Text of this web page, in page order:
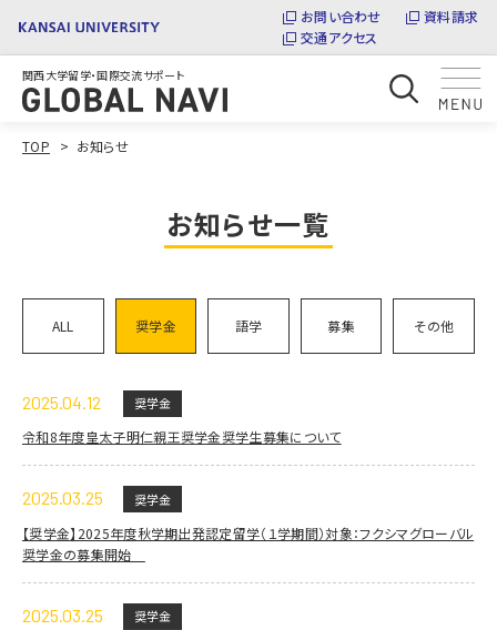
お問い合わせ
資料請求
交通アクセス
関西大学留学・国際交流サポート
TOP お知らせ
お知らせ一覧
ALL 奨学金 語学 募集 その他
2025.04.12 奨学金
令和8年度皇太子明仁親王奨学金奨学生募集について
2025.03.25 奨学金
【奨学金】2025年度秋学期出発認定留学（１学期間）対象：フクシマグローバル
奨学金の募集開始
2025.03.25 奨学金